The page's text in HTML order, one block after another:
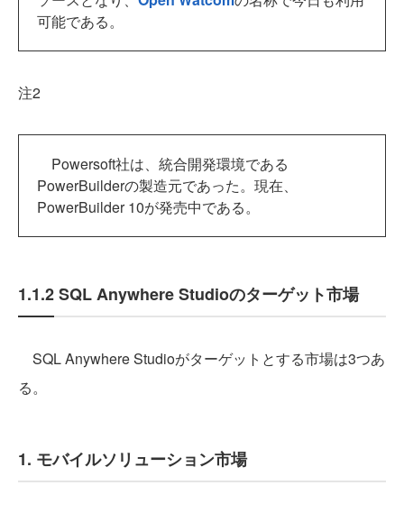
可能である。
注2
Powersoft社は、統合開発環境である
PowerBuilderの製造元であった。現在、
PowerBuilder 10が発売中である。
1.1.2 SQL Anywhere Studioのターゲット市場
SQL Anywhere Studioがターゲットとする市場は3つあ
る。
1. モバイルソリューション市場